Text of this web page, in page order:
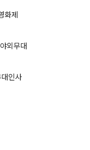
화제
외무대
인사